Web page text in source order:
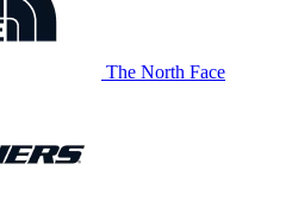
The North Face